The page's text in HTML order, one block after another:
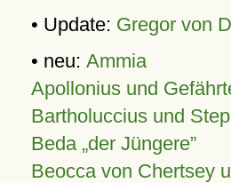
• Update: Gregor von
• neu: Ammia
Apollonius und
Bartholuccius und
Beda „der Jüngere”
Beocca von Chertsey